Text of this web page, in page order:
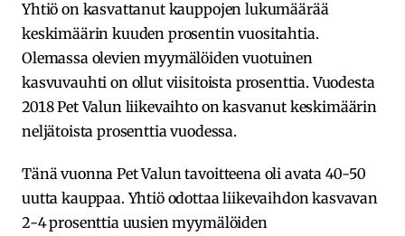
Yhtiö on kasvattanut kauppojen lukumäärää
keskimäärin kuuden prosentin vuositahtia.
Olemassa olevien myymälöiden vuotuinen
kasvuvauhti on ollut viisitoista prosenttia. Vuodesta
2018 Pet Valun liikevaihto on kasvanut keskimäärin
neljätoista prosenttia vuodessa.
Tänä vuonna Pet Valun tavoitteena oli avata 40-50
uutta kauppaa. Yhtiö odottaa liikevaihdon kasvavan
2-4 prosenttia uusien myymälöiden